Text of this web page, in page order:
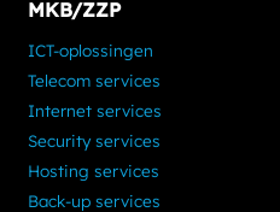
MKB/ZZP
ICT-oplossingen
Telecom services
Internet services
Security services
Hosting services
Back-up services